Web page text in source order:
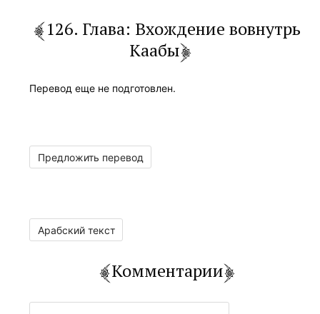
126. Глава: Вхождение вовнутрь
Каабы
Перевод еще не подготовлен.
Предложить перевод
Арабский текст
Комментарии